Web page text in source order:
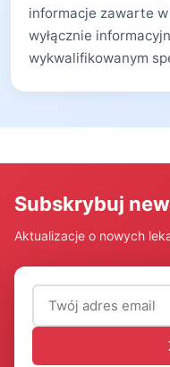
informacje zawarte
wyłącznie
wykwalifikowanym
Subskrybuj
Aktualizacje o nowych
Adres email